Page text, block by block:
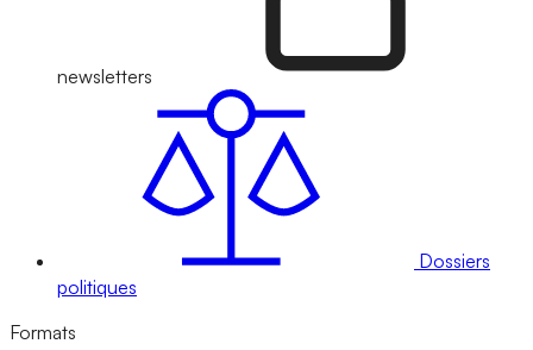
newsletters
Dossiers
politiques
Formats